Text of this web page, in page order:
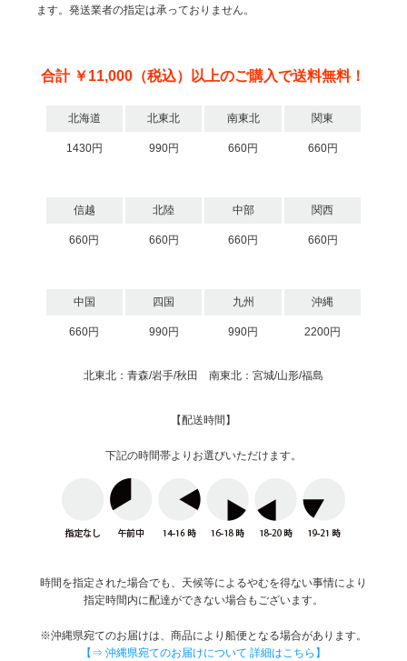
ます。発送業者の指定は承っておりません。
合計 ￥11,000（税込）以上のご購入で送料無料！
北海道 北東北 南東北 関東
1430円 990円 660円 660円
信越 北陸 中部 関西
660円 660円 660円 660円
中国 四国 九州 沖縄
660円 990円 990円 2200円
北東北：青森/岩手/秋田 南東北：宮城/山形/福島
【配送時間】
下記の時間帯よりお選びいただけます。
時間を指定された場合でも、天候等によるやむを得ない事情により
指定時間内に配達ができない場合もございます。
※沖縄県宛てのお届けは、商品により船便となる場合があります。
【⇒ 沖縄県宛てのお届けについて 詳細はこちら】